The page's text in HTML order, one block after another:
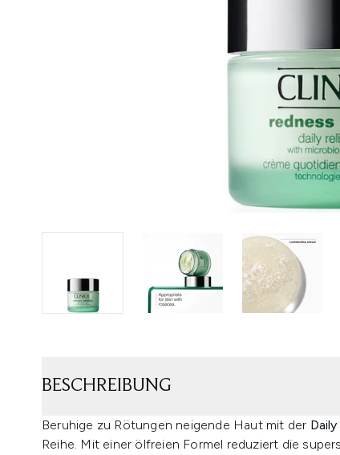
BESCHREIBUNG
Beruhige zu Rötungen neigende Haut mit der
Reihe. Mit einer ölfreien Formel reduziert die